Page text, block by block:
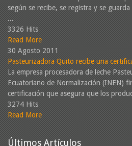
según se recibe, se registra y se
...
3326 Hits
Read More
30 Agosto 2011
Pasteurizadora Quito recibe una
La empresa procesadora de leche
Ecuatoriano de Normalización (INEN)
certificación que asegura que los
3274 Hits
Read More
Últimos Artículos